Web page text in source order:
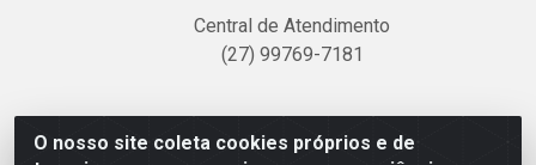
O nosso site coleta cookies próprios e de
Central de Atendimento
(27) 99769-7181
Linhavix Distribuidora LTDA - Avenida Alegre, 2521 -